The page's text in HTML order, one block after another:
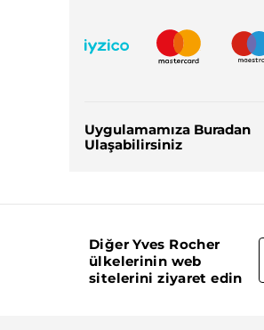
Uygulamamıza Buradan
Ulaşabilirsiniz
Diğer Yves Rocher
ülkelerinin web
sitelerini ziyaret edin